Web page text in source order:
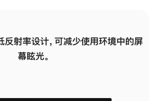
射率设计，可减少使用环境中的屏
幕眩光。